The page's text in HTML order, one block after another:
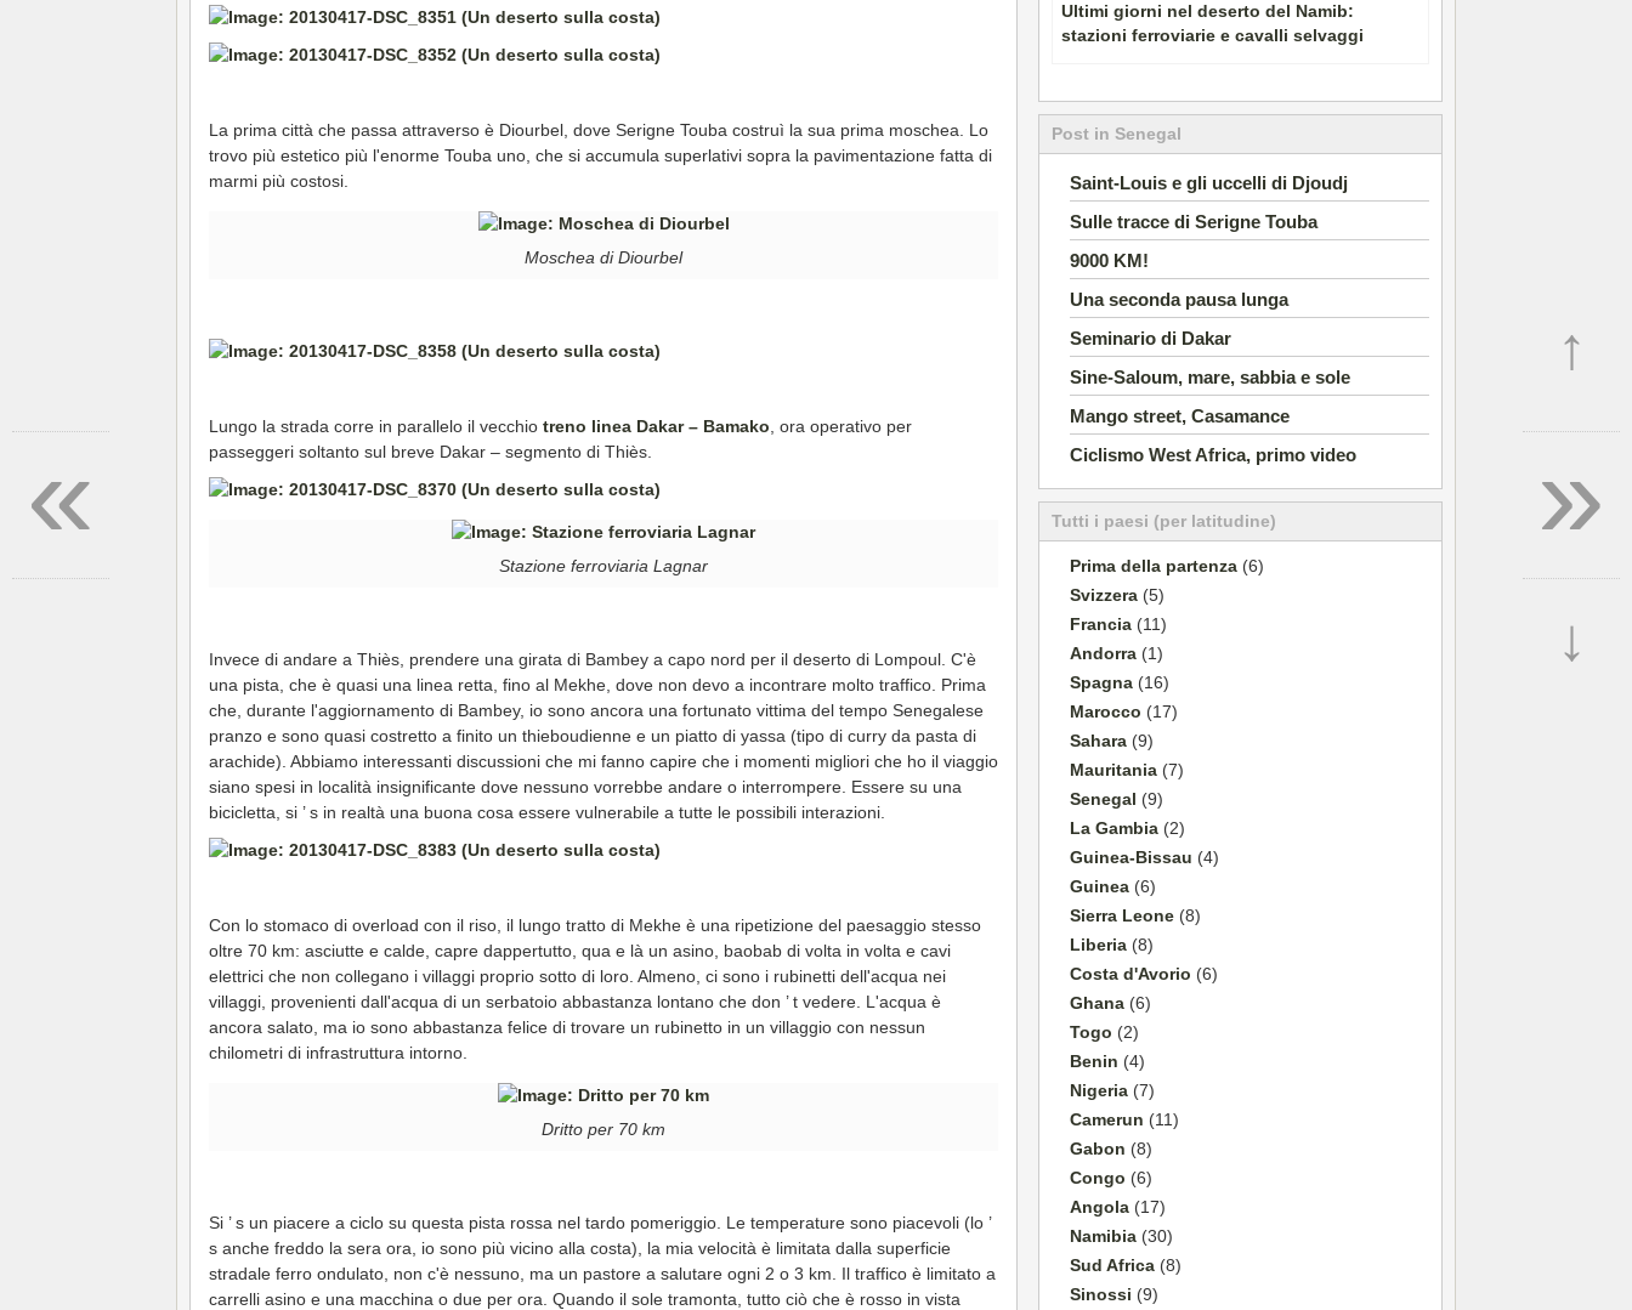
La prima città che passa attraverso è Diourbel, dove Serigne Touba costruì la sua prima moschea. Lo
trovo più estetico più l'enorme Touba uno, che si accumula superlativi sopra la pavimentazione fatta di
marmi più costosi.
Moschea di Diourbel
Lungo la strada corre in parallelo il vecchio treno linea Dakar – Bamako , ora operativo per
passeggeri soltanto sul breve Dakar – segmento di Thiès.
Stazione ferroviaria Lagnar
Invece di andare a Thiès, prendere una girata di Bambey a capo nord per il deserto di Lompoul. C'è
una pista, che è quasi una linea retta, fino al Mekhe, dove non devo a incontrare molto traffico. Prima
che, durante l'aggiornamento di Bambey, io sono ancora una fortunato vittima del tempo Senegalese
pranzo e sono quasi costretto a finito un thieboudienne e un piatto di yassa (tipo di curry da pasta di
arachide). Abbiamo interessanti discussioni che mi fanno capire che i momenti migliori che ho il viaggio
siano spesi in località insignificante dove nessuno vorrebbe andare o interrompere. Essere su una
bicicletta, si ’ s in realtà una buona cosa essere vulnerabile a tutte le possibili interazioni.
Con lo stomaco di overload con il riso, il lungo tratto di Mekhe è una ripetizione del paesaggio stesso
oltre 70 km: asciutte e calde, capre dappertutto, qua e là un asino, baobab di volta in volta e cavi
elettrici che non collegano i villaggi proprio sotto di loro. Almeno, ci sono i rubinetti dell'acqua nei
villaggi, provenienti dall'acqua di un serbatoio abbastanza lontano che don ’ t vedere. L'acqua è
ancora salato, ma io sono abbastanza felice di trovare un rubinetto in un villaggio con nessun
chilometri di infrastruttura intorno.
Dritto per 70 km
Si ’ s un piacere a ciclo su questa pista rossa nel tardo pomeriggio. Le temperature sono piacevoli (lo ’
s anche freddo la sera ora, io sono più vicino alla costa), la mia velocità è limitata dalla superficie
stradale ferro ondulato, non c'è nessuno, ma un pastore a salutare ogni 2 o 3 km. Il traffico è limitato a
carrelli asino e una macchina o due per ora. Quando il sole tramonta, tutto ciò che è rosso in vista
Ultimi giorni nel deserto del Namib:
stazioni ferroviarie e cavalli selvaggi
Post in Senegal
Saint-Louis e gli uccelli di Djoudj
Sulle tracce di Serigne Touba
9000 KM!
Una seconda pausa lunga
Seminario di Dakar
Sine-Saloum, mare, sabbia e sole
Mango street, Casamance
Ciclismo West Africa, primo video
Tutti i paesi (per latitudine)
Prima della partenza(6)
Svizzera(5)
Francia(11)
Andorra(1)
Spagna(16)
Marocco (17)
Sahara(9)
Mauritania(7)
Senegal (9)
La Gambia(2)
Guinea-Bissau (4)
Guinea(6)
Sierra Leone(8)
Liberia(8)
Costa d'Avorio (6)
Ghana(6)
Togo (2)
Benin (4)
Nigeria(7)
Camerun (11)
Gabon (8)
Congo (6)
Angola(17)
Namibia(30)
Sud Africa(8)
Sinossi (9)
↑
»
↓
«